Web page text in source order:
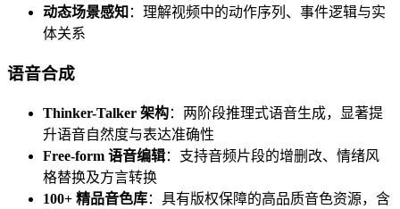
动态场景感知 ：理解视频中的动作序列、事件逻辑与实
体关系
语音合成
Thinker-Talker 架构：两阶段推理式语音生成，显著提
升语音自然度与表达准确性
Free-form 语音编辑：支持音频片段的增删改、情绪风
格替换及方言转换
100+ 精品音色库：具有版权保障的高品质音色资源，含